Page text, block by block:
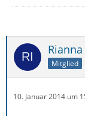
Rianna
Mitglied
10. Januar 2014 um